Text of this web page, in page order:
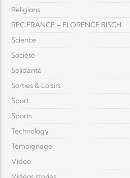
Religions
RFC FRANCE – FLORENCE BISCH
Science
Société
Solidarité
Sorties & Loisirs
Sport
Sports
Technology
Témoignage
Video